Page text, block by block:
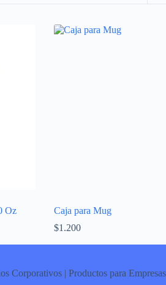
Oz
Caja para Mug
$1.200
Corporativos | Productos para